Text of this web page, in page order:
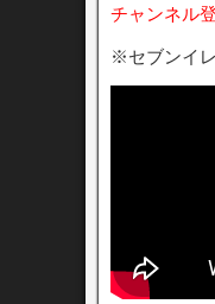
チャンネル
※セブンイ